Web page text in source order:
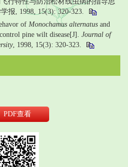
报, 1998, 15(3): 320-323.
of Monochamus alternatus and
pine wilt disease[J]. Journal of
, 1998, 15(3): 320-323.
PDF查看